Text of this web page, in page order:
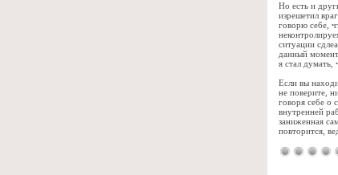
Но есть и
изрешетил
говорю себе,
ситуации
данный
я стал
Если вы
не поверите,
говоря себе о
внутренней
заниженная
повторится,